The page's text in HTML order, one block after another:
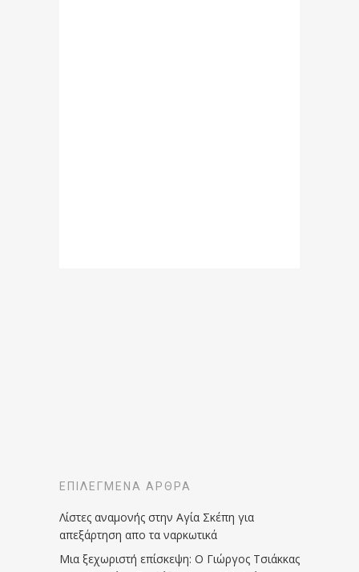
ΕΠΙΛΕΓΜΈΝΑ ΆΡΘΡΑ
Λίστες αναμονής στην Αγία Σκέπη για
απεξάρτηση απο τα ναρκωτικά
Μια ξεχωριστή επίσκεψη: Ο Γιώργος Τσιάκκας